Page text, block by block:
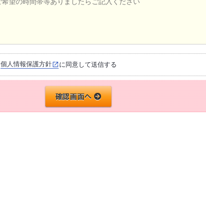
に同意して送信する
個人情報保護方針